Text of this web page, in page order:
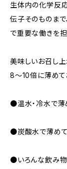
生体内の化学反
伝子そのものま
で重要な働きを担
美味しいお召し
8～10倍に薄めて
●温水・冷水で薄
●炭酸水で薄めて
●いろんな飲み物